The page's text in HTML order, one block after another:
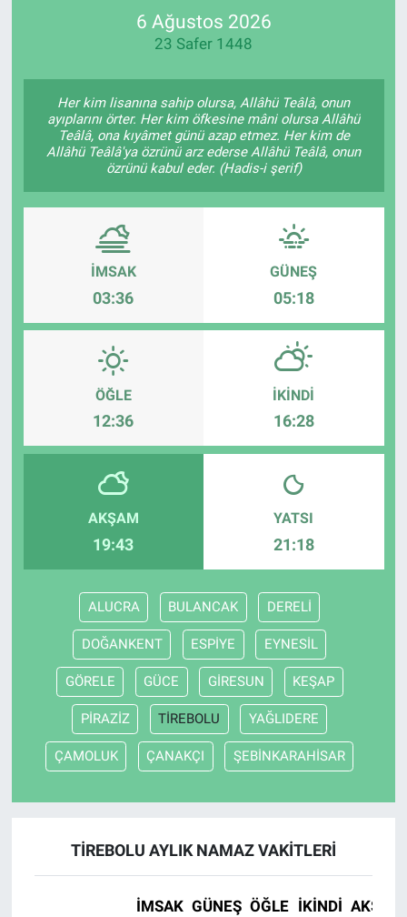
6 Ağustos 2026
23 Safer 1448
Her kim lisanına sahip olursa, Allâhü Teâlâ, onun
ayıplarını örter. Her kim öfkesine mâni olursa Allâhü
Teâlâ, ona kıyâmet günü azap etmez. Her kim de
Allâhü Teâlâ'ya özrünü arz ederse Allâhü Teâlâ, onun
özrünü kabul eder. (Hadis-i şerif)
İMSAK
03:36
GÜNEŞ
05:18
ÖĞLE
12:36
İKINDI
16:28
AKŞAM
19:43
YATSI
21:18
ALUCRA BULANCAK DERELİ
DOĞANKENT ESPİYE EYNESİL
GÖRELE GÜCE GİRESUN KEŞAP
PİRAZİZ TİREBOLU YAĞLIDERE
ÇAMOLUK ÇANAKÇI ŞEBİNKARAHİSAR
TİREBOLU AYLIK NAMAZ VAKITLERI
İMSAK GÜNEŞ ÖĞLE İKINDI AKŞAM
RESMİ İLANLAR